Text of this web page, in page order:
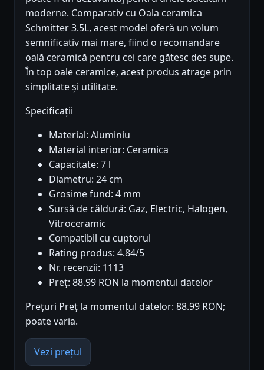
moderne. Comparativ cu Oala ceramica
Schmitter 3.5L, acest model oferă un volum
semnificativ mai mare, fiind o recomandare
oală ceramică pentru cei care gătesc des supe.
În top oale ceramice, acest produs atrage prin
simplitate și utilitate.
Specificații
Material: Aluminiu
Material interior: Ceramica
Capacitate: 7 l
Diametru: 24 cm
Grosime fund: 4 mm
Sursă de căldură: Gaz, Electric, Halogen,
Vitroceramic
Compatibil cu cuptorul
Rating produs: 4.84/5
Nr. recenzii: 1113
Preț: 88.99 RON la momentul datelor
Prețuri Preț la momentul datelor: 88.99 RON;
poate varia.
Vezi prețul